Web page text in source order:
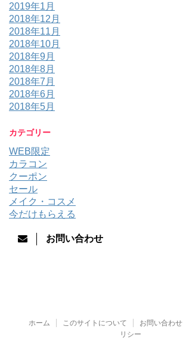
2019年1月
2018年12月
2018年11月
2018年10月
2018年9月
2018年8月
2018年7月
2018年6月
2018年5月
カテゴリー
WEB限定
カラコン
クーポン
セール
メイク・コスメ
今だけもらえる
お問い合わせ
ホーム このサイトについて お問い合わせ
リシー